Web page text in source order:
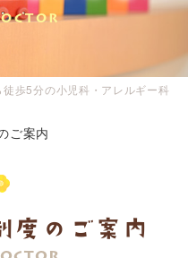
歩5分の小児科・アレルギー科
ご案内
度のご案内